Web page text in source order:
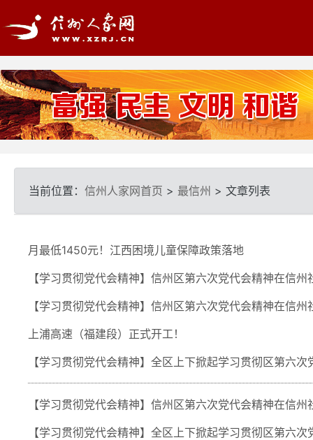
当前位置： 信州人家网首页 > 最信州 > 文章列表
月最低1450元！江西困境儿童保障政策落地
【学习贯彻党代会精神】信州区第六次党代会精神在信
【学习贯彻党代会精神】信州区第六次党代会精神在信
上浦高速（福建段）正式开工！
【学习贯彻党代会精神】全区上下掀起学习贯彻区第六
【学习贯彻党代会精神】信州区第六次党代会精神在信
【学习贯彻党代会精神】全区上下掀起学习贯彻区第六